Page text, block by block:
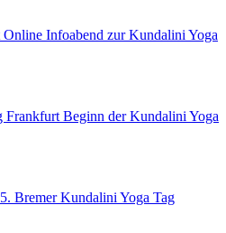
Online Infoabend zur Kundalini Yoga
Beginn der Kundalini Yoga
5. Bremer Kundalini Yoga Tag